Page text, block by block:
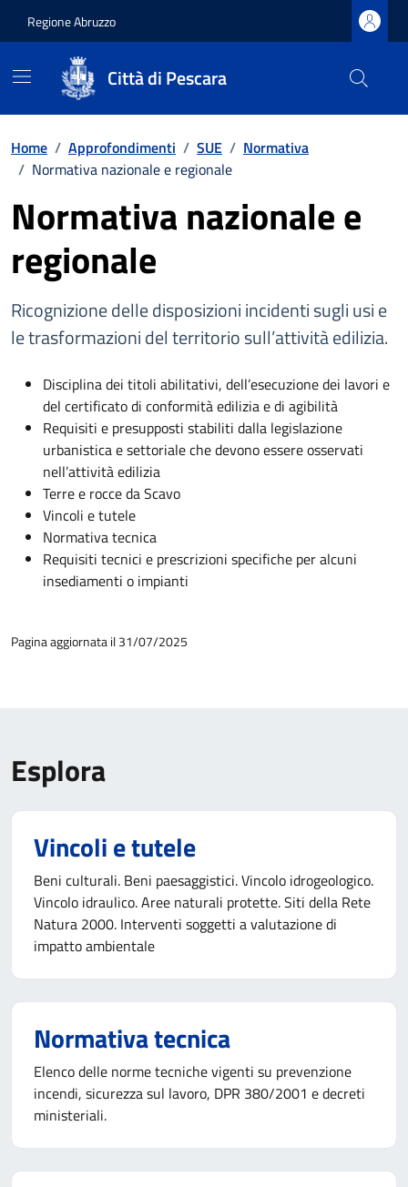
Regione Abruzzo
Città di Pescara
Home / Approfondimenti / SUE / Normativa
/ Normativa nazionale e regionale
Normativa nazionale e
regionale
Ricognizione delle disposizioni incidenti sugli usi e
le trasformazioni del territorio sull’attività edilizia.
Disciplina dei titoli abilitativi, dell’esecuzione dei lavori e
del certificato di conformità edilizia e di agibilità
Requisiti e presupposti stabiliti dalla legislazione
urbanistica e settoriale che devono essere osservati
nell’attività edilizia
Terre e rocce da Scavo
Vincoli e tutele
Normativa tecnica
Requisiti tecnici e prescrizioni specifiche per alcuni
insediamenti o impianti
Pagina aggiornata il 31/07/2025
Esplora
Vincoli e tutele
Beni culturali. Beni paesaggistici. Vincolo idrogeologico.
Vincolo idraulico. Aree naturali protette. Siti della Rete
Natura 2000. Interventi soggetti a valutazione di
impatto ambientale
Normativa tecnica
Elenco delle norme tecniche vigenti su prevenzione
incendi, sicurezza sul lavoro, DPR 380/2001 e decreti
ministeriali.